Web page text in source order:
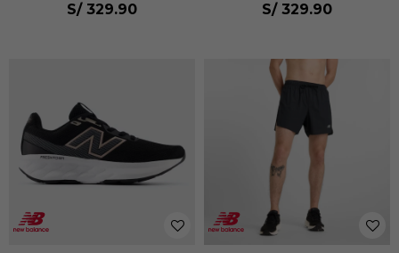
S/ 329.90 S/ 329.90